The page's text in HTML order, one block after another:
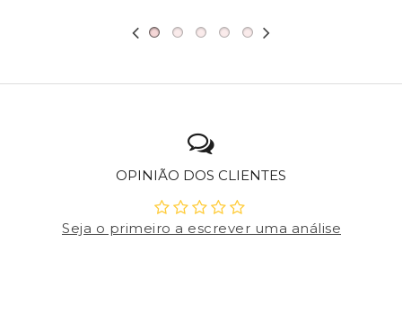
OPINIÃO DOS CLIENTES
Seja o primeiro a escrever uma análise